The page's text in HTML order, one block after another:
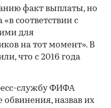
факт выплаты, но
соответствии с
для
на тот момент». В
что с 2016 года
службу ФИФА
обвинения, назвав их